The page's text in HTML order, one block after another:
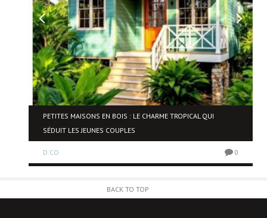
PETITES MAISONS EN BOIS : LE CHARME TROPICAL QUI
SÉDUIT LES JEUNES COUPLES
D.CO 0
BACK TO TOP